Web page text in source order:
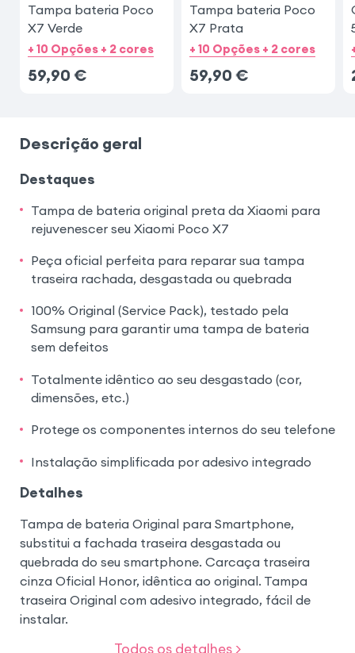
Tampa bateria Poco
X7 Verde
+ 10 Opções + 2 cores
59,90 €
Tampa bateria Poco
X7 Prata
+ 10 Opções + 2 cores
59,90 €
Descrição geral
Destaques
Tampa de bateria original preta da Xiaomi para
rejuvenescer seu Xiaomi Poco X7
Peça oficial perfeita para reparar sua tampa
traseira rachada, desgastada ou quebrada
100% Original (Service Pack), testado pela
Samsung para garantir uma tampa de bateria
sem defeitos
Totalmente idêntico ao seu desgastado (cor,
dimensões, etc.)
Protege os componentes internos do seu telefone
Instalação simplificada por adesivo integrado
Detalhes
Tampa de bateria Original para Smartphone,
substitui a fachada traseira desgastada ou
quebrada do seu smartphone. Carcaça traseira
cinza Oficial Honor, idêntica ao original. Tampa
traseira Original com adesivo integrado, fácil de
instalar.
Todos os detalhes >